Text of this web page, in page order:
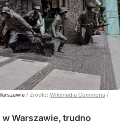
/ Źródło: Wikimedia Commons /
Warszawie, trudno